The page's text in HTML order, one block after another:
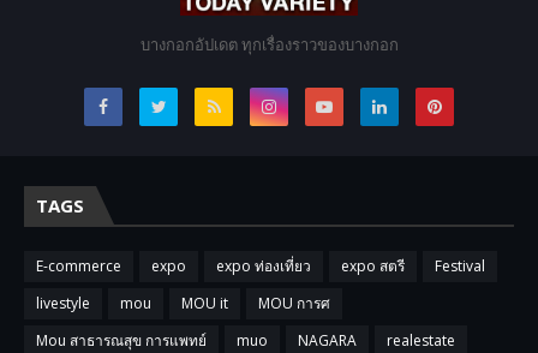
บางกอกอัปเดต ทุกเรื่องราวของบางกอก
TAGS
E-commerce expo expo ท่องเที่ยว expo สตรี
Festival
livestyle
mou MOU it
MOU การศ
Mou สาธารณสุข การแพทย์
muo NAGARA
realestate